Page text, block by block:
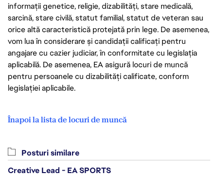
informații genetice, religie, dizabilități, stare medicală,
sarcină, stare civilă, statut familial, statut de veteran sau
orice altă caracteristică protejată prin lege. De asemenea,
vom lua în considerare și candidații calificați pentru
angajare cu cazier judiciar, în conformitate cu legislația
aplicabilă. De asemenea, EA asigură locuri de muncă
pentru persoanele cu dizabilități calificate, conform
legislației aplicabile.
Înapoi la lista de locuri de muncă
Posturi similare
Creative Lead - EA SPORTS